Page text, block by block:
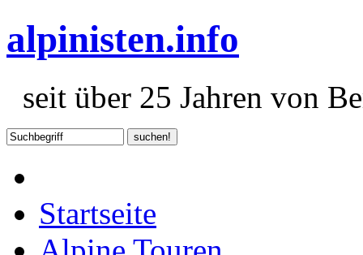
alpinisten.info
seit über 25 Jahren von
Startseite